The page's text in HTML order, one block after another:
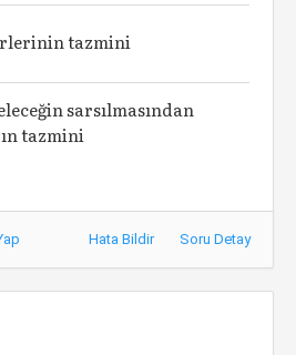
tazmini
sarsılmasından
tazmini
Hata Bildir Soru Detay